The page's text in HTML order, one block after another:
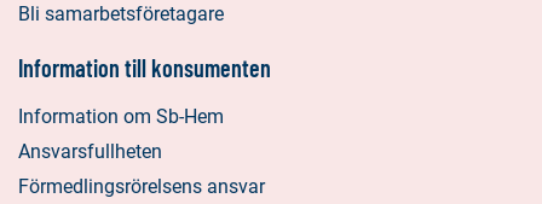
Bli samarbetsföretagare
Information till konsumenten
Information om Sb-Hem
Ansvarsfullheten
Förmedlingsrörelsens ansvar